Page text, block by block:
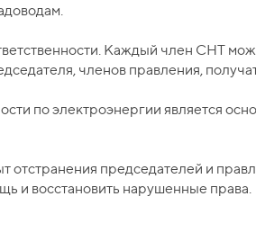
Каждый член СНТ
членов правления,
по электроэнергии является
председателей и
и восстановить нарушенные права.